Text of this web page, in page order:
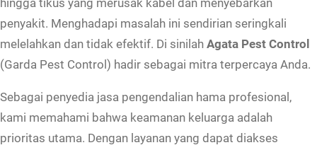
penyakit. Menghadapi masalah ini sendirian seringkali
melelahkan dan tidak efektif. Di sinilah Agata Pest Control
(Garda Pest Control) hadir sebagai mitra terpercaya Anda.
Sebagai penyedia jasa pengendalian hama profesional,
kami memahami bahwa keamanan keluarga adalah
prioritas utama. Dengan layanan yang dapat diakses